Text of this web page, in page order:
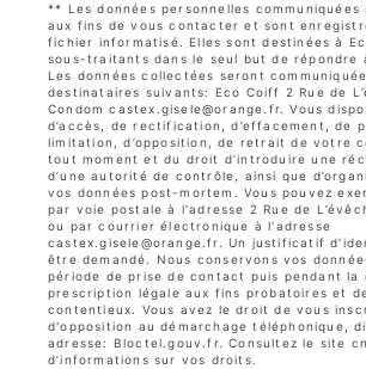
** Les données personnelles communiquées
aux fins de vous contacter et sont
fichier informatisé. Elles sont destinées à
sous-traitants dans le seul but de répondre
Les données collectées seront
destinataires suivants: Eco Coiff 2 Rue de
Condom castex.gisele@orange.fr. Vous
d’accès, de rectification, d’effacement, de
limitation, d’opposition, de retrait de votre
tout moment et du droit d’introduire une
d’une autorité de contrôle, ainsi que
vos données post-mortem. Vous pouvez
par voie postale à l'adresse 2 Rue de
ou par courrier électronique à l'adresse
castex.gisele@orange.fr. Un justificatif
être demandé. Nous conservons vos
période de prise de contact puis pendant la
prescription légale aux fins probatoires et
contentieux. Vous avez le droit de vous
d'opposition au démarchage téléphonique,
adresse: Bloctel.gouv.fr. Consultez le site
d’informations sur vos droits.